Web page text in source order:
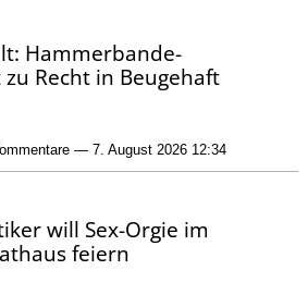
Hammerbande-
Recht in Beugehaft
— 7. August 2026 12:34
will Sex-Orgie im
feiern